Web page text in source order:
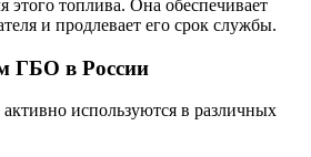
этого топлива. Она обеспечивает
и продлевает его срок службы.
ГБО в России
используются в различных